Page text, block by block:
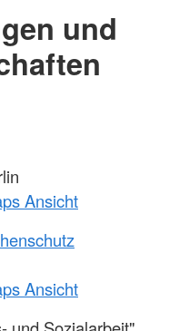
und
Ansicht
Ansicht